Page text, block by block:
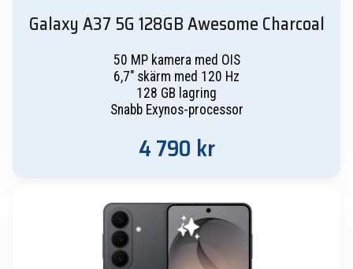
Galaxy A37 5G 128GB Awesome Charcoal
50 MP kamera med OIS
6,7" skärm med 120 Hz
128 GB lagring
Snabb Exynos-processor
4 790 kr